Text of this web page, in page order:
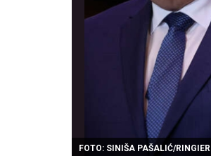
FOTO: SINIŠA PAŠALIĆ/RINGIER